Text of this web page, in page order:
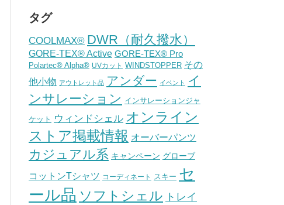
タグ
COOLMAX® DWR（耐久撥水）
GORE-TEX® Active GORE-TEX® Pro
Polartec® Alpha® UVカット WINDSTOPPER その
他小物 アウトレット品 アンダー イベント
イ
ンサレーション インサレーションジャ
ケット ウィンドシェル オンライン
ストア掲載情報 オーバーパンツ
カジュアル系 キャンペーン グローブ
コットンTシャツ コーディネート スキー セ
ール品 ソフトシェル トレイ